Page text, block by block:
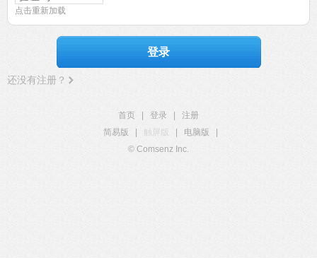
点击重新加载
登录
还没有注册？
首页 登录
注册
简易版
触屏版 电脑版
© Comsenz Inc.